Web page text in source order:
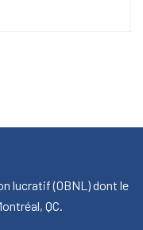
lucratif (OBNL) dont le
QC.